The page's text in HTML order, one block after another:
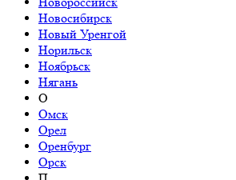
Новосибирск
Новый Уренгой
Норильск
Ноябрьск
Нягань
О
Омск
Орел
Оренбург
Орск